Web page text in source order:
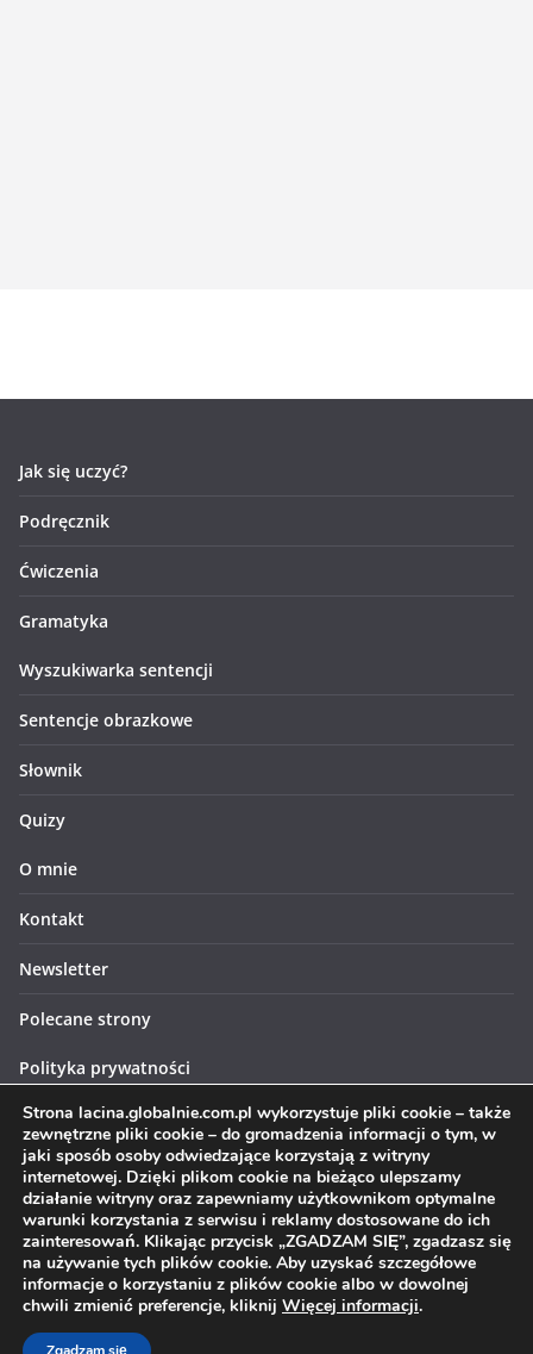
Jak się uczyć?
Podręcznik
Ćwiczenia
Gramatyka
Wyszukiwarka sentencji
Sentencje obrazkowe
Słownik
Quizy
O mnie
Kontakt
Newsletter
Polecane strony
Polityka prywatności
Polityka cookies
Prawa autorskie © 2026Łacina globalnie. Wszystkie prawa
zastrzeżone.
Motyw:ColorMagstworzony przez ThemeGrill. Wspierane przez
Strona lacina.globalnie.com.pl wykorzystuje pliki cookie – także
zewnętrzne pliki cookie – do gromadzenia informacji o tym, w
jaki sposób osoby odwiedzające korzystają z witryny
internetowej. Dzięki plikom cookie na bieżąco ulepszamy
działanie witryny oraz zapewniamy użytkownikom optymalne
warunki korzystania z serwisu i reklamy dostosowane do ich
zainteresowań. Klikając przycisk „ZGADZAM SIĘ”, zgadzasz się
na używanie tych plików cookie. Aby uzyskać szczegółowe
informacje o korzystaniu z plików cookie albo w dowolnej
chwili zmienić preferencje, kliknij Więcej informacji.